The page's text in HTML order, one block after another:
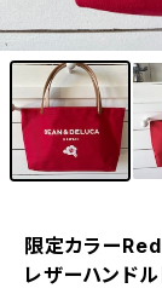
限定カラー
レザーハンド